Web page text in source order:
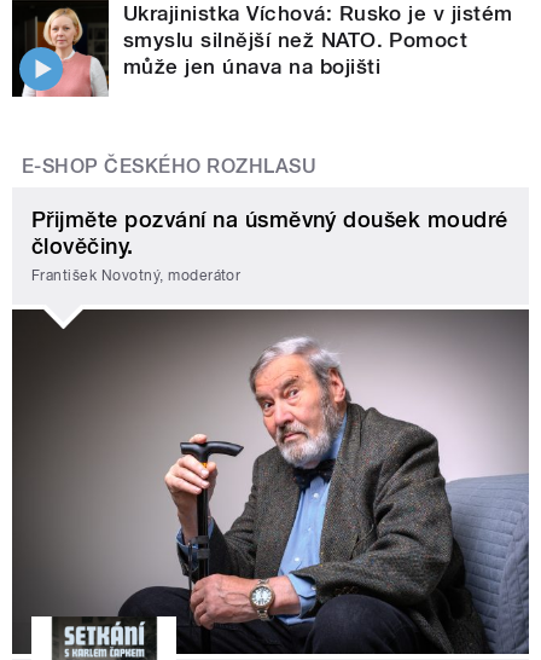
Ukrajinistka Víchová: Rusko je v jistém
smyslu silnější než NATO. Pomoct
může jen únava na bojišti
E-SHOP ČESKÉHO ROZHLASU
Přijměte pozvání na úsměvný doušek moudré
člověčiny.
František Novotný, moderátor